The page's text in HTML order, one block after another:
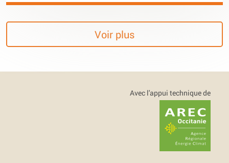
Voir plus
Avec l'appui technique de